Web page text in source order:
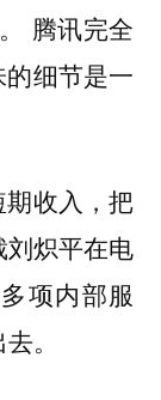
腾讯完全
细节是一
收入，把
炽平在电
项内部服
。